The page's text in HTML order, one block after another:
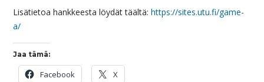
Lisätietoa hankkeesta löydät täältä: https://sites.utu.fi/game-
a/
Jaa tämä:
Facebook X